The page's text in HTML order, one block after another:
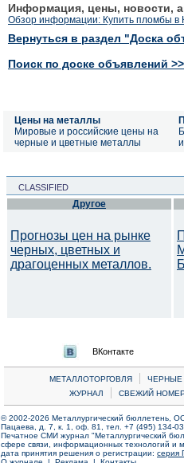
Информация, цены, новости,
Обзор информации: Купить пломбы в
Вернуться в раздел "Доска
Поиск по доске объявлений >>
Цены на металлы
Мировые и российские цены на
черные и цветные металлы
CLASSIFIED
Другое
Прогнозы цен на рынке
черных, цветных и
драгоценных металлов.
ВКонтакте
МЕТАЛЛОТОРГОВЛЯ | ЧЕРНЫЕ
ЖУРНАЛ
| СВЕЖИЙ
© 2002-2026 Металлургический бюллетень,
Пацаева, д. 7, к. 1, оф. 81, тел. +7 (495) 134-
Печатное СМИ журнал "Металлургический
сфере связи, информационных технологий и
дата принятия решения о регистрации: серия